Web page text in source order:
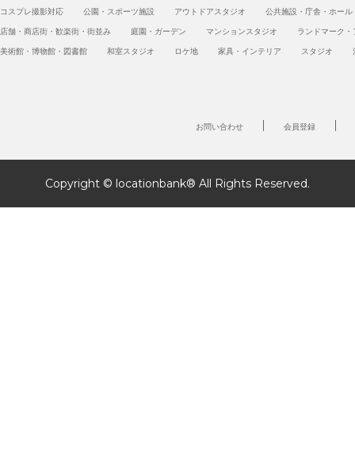
コスプレ撮影対応
公園・スポーツ施設 アウトドアスタジオ
公共施設・庁舎・ホール
店舗・商店街・歓楽街・街並み
庭園・ガーデン マンションスタジオ
ランドマーク
美術館・博物館・図書館
和室スタジオ ロケ地 家具・インテリア スタジオ
お問い合わせ 会員登録
Copyright © locationbank® All Rights Reserved.